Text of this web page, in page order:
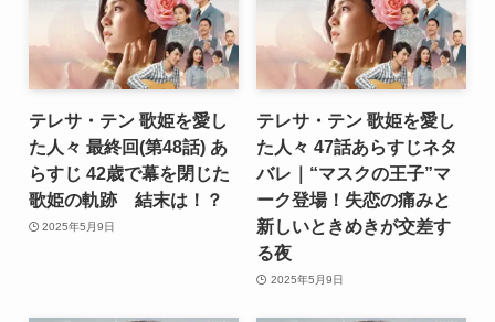
テレサ・テン 歌姫を愛し
た人々 最終回(第48話) あ
らすじ 42歳で幕を閉じた
歌姫の軌跡 結末は！？
2025年5月9日
テレサ・テン 歌姫を愛し
た人々 47話あらすじネタ
バレ｜“マスクの王子”マ
ーク登場！失恋の痛みと
新しいときめきが交差す
る夜
2025年5月9日